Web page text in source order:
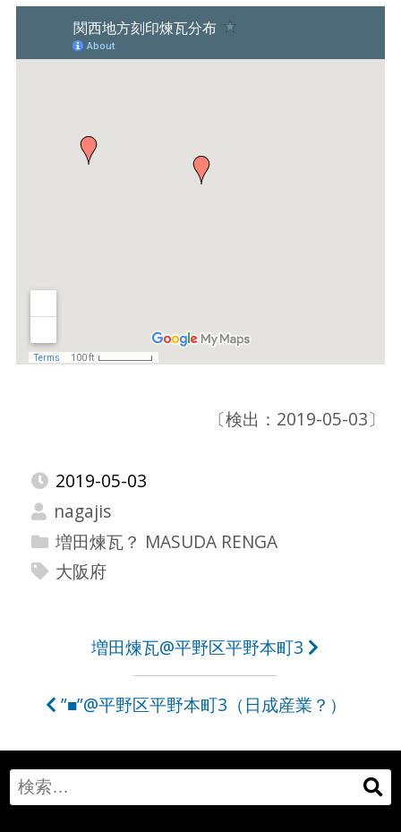
〔検出：2019-05-03〕
2019-05-03
nagajis
増田煉瓦？ MASUDA RENGA
大阪府
ビ
ゲ
ー
増田煉瓦@平野区平野本町3
”■”@平野区平野本町3（日成産業？）
Search
for: